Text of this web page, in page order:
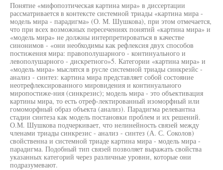
Понятие «мифопозтическая картина мира» в диссертации
рассматривается в контексте системной триады «картина мира -
модель мира - парадигма» (О. М. Шушкова), при этом отмечается,
что при всех возможных пересечениях понятий «картина мира» и
«модель мира» не должны интерпретироваться в качестве
синонимов - «они необходимы как рефлексия двух способов
постижения мира: правополушарного - континуального и
левополушарного - дискретного»5. Категории «картина мира» и
«модель мира» мыслятся в русле системной триады синкрезйс -
анализ - синтез: картина мира представляет собой состояние
неотрефлексированного мировидения и континуального
миропостиже-ния (синкрезис); модель мира - это объективация
картины мира, то есть отреф-лектированный изоморфный или
гомоморфный образ объекта (анализ). Парадигма релевантна
стадии синтеза как модель постановки проблем и их решений.
О.М. Шушкова подчеркивает, что нелинейность связей между
членами триады синкрезис - анализ - синтез (А. С. Соколов)
свойственна и системной триаде картина мира - модель мира -
парадигма. Подобный тип связей позволяет выражать свойства
указанных категорий через различные уровни, которые они
подразумевают.